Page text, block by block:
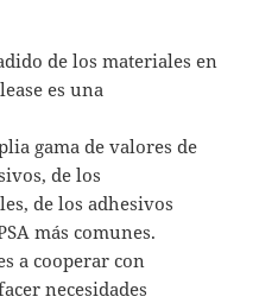
de los materiales en
es una
gama de valores de
de los
de los adhesivos
más comunes.
a cooperar con
necesidades